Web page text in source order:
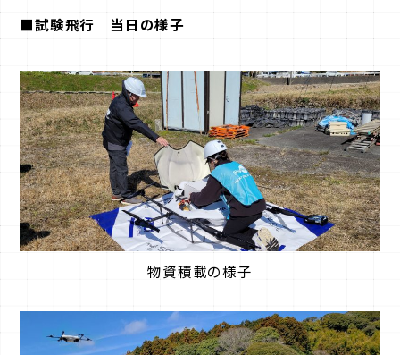
■試験飛行 当日の様子
物資積載の様子